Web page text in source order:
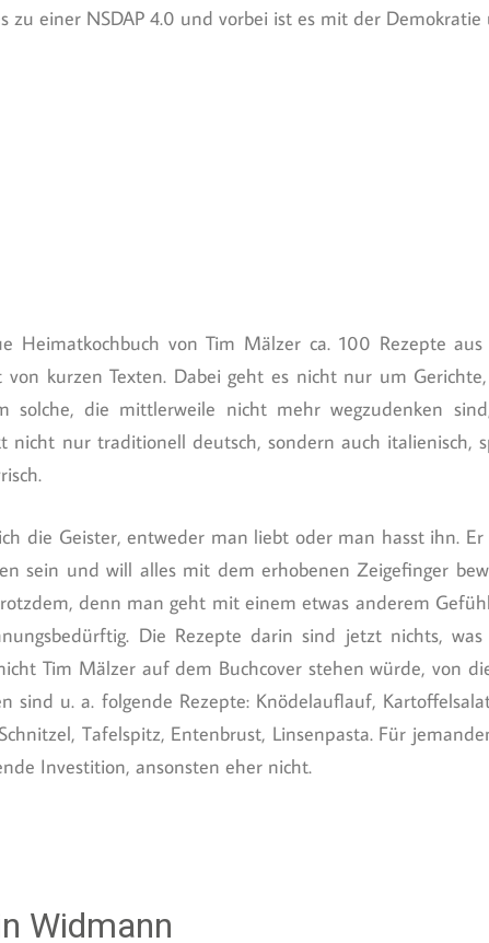
zu einer NSDAP 4.0 und vorbei ist es mit der
Heimatkochbuch von Tim Mälzer ca. 100 Rezepte
von kurzen Texten. Dabei geht es nicht nur um
solche, die mittlerweile nicht mehr wegzudenken
nicht nur traditionell deutsch, sondern auch italienisch,
die Geister, entweder man liebt oder man hasst ihn.
sein und will alles mit dem erhobenen Zeigefinger
denn man geht mit einem etwas anderem
Die Rezepte darin sind jetzt nichts,
Tim Mälzer auf dem Buchcover stehen würde, von
sind u. a. folgende Rezepte: Knödelauflauf,
Tafelspitz, Entenbrust, Linsenpasta. Für
Investition, ansonsten eher nicht.
Widmann